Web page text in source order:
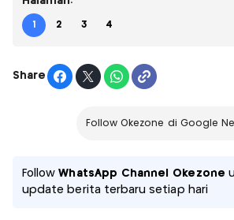
1 2 3 4
Share
Follow Okezone di Google
FollowWhatsApp Channel Okezone
update berita terbaru setiap hari